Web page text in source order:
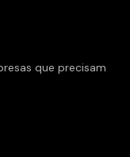
que precisam